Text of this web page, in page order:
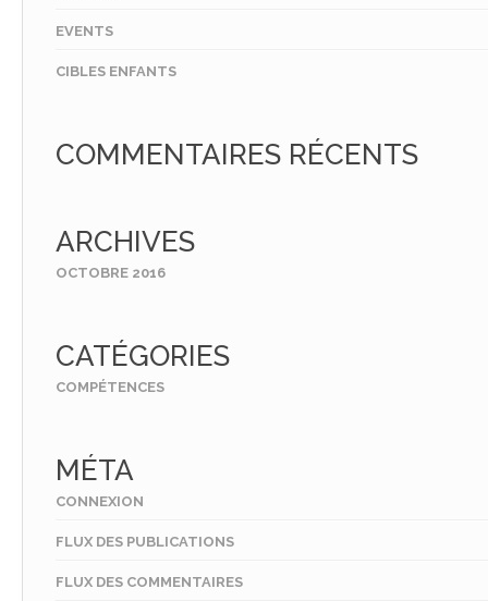
EVENTS
CIBLES ENFANTS
COMMENTAIRES RÉCENTS
ARCHIVES
OCTOBRE 2016
CATÉGORIES
COMPÉTENCES
MÉTA
CONNEXION
FLUX DES PUBLICATIONS
FLUX DES COMMENTAIRES